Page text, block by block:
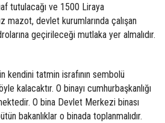
tutulacağı ve 1500 Liraya
devlet kurumlarında çalışan
geçirileceği mutlaka yer almalıdır.
kendini tatmin israfının sembolü
kalacaktır. O binayı cumhurbaşkanlığı
O bina Devlet Merkezi binası
bakanlıklar o binada toplanmalıdır.